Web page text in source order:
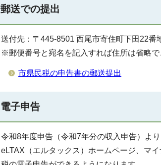
郵送での提出
送付先：〒445-8501 西尾市寄住町下田22
※郵便番号と宛名を記入すれば住所は省略で
市県民税の申告書の郵送提出
電子申告
令和8年度申告（令和7年分の収入申告）よ
eLTAX（エルタックス）ホームページ、マ